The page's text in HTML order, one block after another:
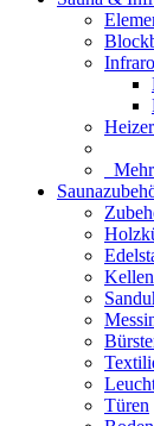
Kellen
Türen